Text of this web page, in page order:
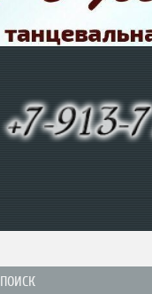
ПОИСК